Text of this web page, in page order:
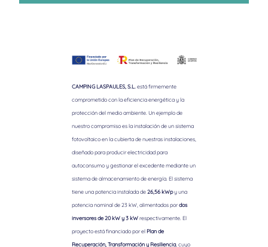
CAMPING LASPAULES, S.L.
está firmemente
comprometido con la eficiencia energética y la
protección del medio ambiente. Un ejemplo de
nuestro compromiso es la instalación de un sistema
fotovoltaico en la cubierta de nuestras instalaciones,
diseñado para producir electricidad para
autoconsumo y gestionar el excedente mediante un
sistema de almacenamiento de energía. El sistema
tiene una potencia instalada de26,56 kWpy una
potencia nominal de 23 kW, alimentados pordos
inversores de 20 kW y 3 kWrespectivamente. El
proyecto está financiado por elPlan de
Recuperación, Transformación y Resiliencia, cuyo